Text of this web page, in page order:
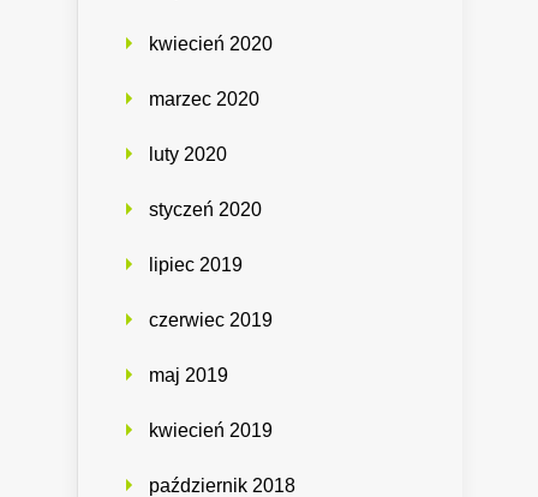
kwiecień 2020
marzec 2020
luty 2020
styczeń 2020
lipiec 2019
czerwiec 2019
maj 2019
kwiecień 2019
październik 2018